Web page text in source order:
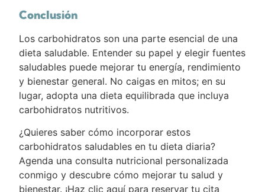
Conclusión
Los carbohidratos son una parte esencial de una
dieta saludable. Entender su papel y elegir fuentes
saludables puede mejorar tu energía, rendimiento
y bienestar general. No caigas en mitos; en su
lugar, adopta una dieta equilibrada que incluya
carbohidratos nutritivos.
¿Quieres saber cómo incorporar estos
carbohidratos saludables en tu dieta diaria?
Agenda una consulta nutricional personalizada
conmigo y descubre cómo mejorar tu salud y
bienestar. ¡Haz clic aquí para reservar tu cita